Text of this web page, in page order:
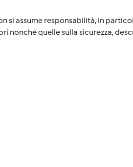
si assume responsabilità, in
nonché quelle sulla sicurezza,